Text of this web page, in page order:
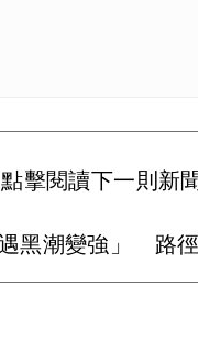
點擊閱讀下一則新
黑潮變強」 路